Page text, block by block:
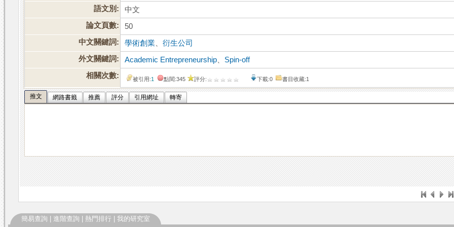
語文別:
中文
論文頁數:
50
中文關鍵詞:
學術創業 、衍生公司
外文關鍵詞:
Academic Entrepreneurship
Spin-off
相關次數:
被引用:1 點閱:345 評分: 下載:0 書目收藏:1
推文 網路書籤 推薦 評分 引用網址 轉寄
簡易查詢 進階查詢 熱門排行 我的研究室